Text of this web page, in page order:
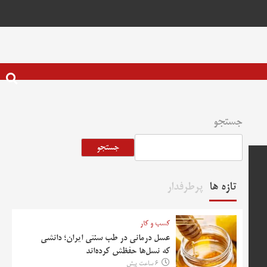
جستجو
جستجو
تازه ها پرطرفدار
کسب و کار
عسل درمانی در طب سنتی ایران؛ دانشی
که نسل‌ها حفظش کرده‌اند
6 ساعت پیش